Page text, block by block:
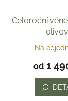
Celoroční
Průměrné
produktu
Na
od1